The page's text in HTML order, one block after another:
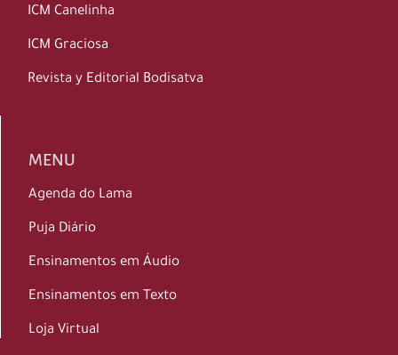
ICM Canelinha
ICM Graciosa
Revista y Editorial Bodisatva
MENU
Agenda do Lama
Puja Diário
Ensinamentos em Áudio
Ensinamentos em Texto
Loja Virtual